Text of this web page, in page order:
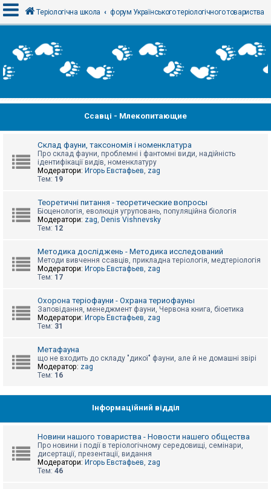
х
і
т
р
а
б
е
д
п
о
е
й
А
и
т
Теріологічна школа форум Українського теріологічного товариства
Ссавці - Млекопитающие
Склад фауни, таксономія і номенклатура
Про склад фауни, проблемні і фантомні види, надійність
ідентифікації видів, номенклатуру
Модератори: Игорь Евстафьев, zag
Тем: 19
Теоретичні питання - теоретические вопросы
Біоценологія, еволюція угруповань, популяційна біологія
Модератори: zag, Denis Vishnevsky
Тем: 12
Методика досліджень - Методика исследований
Методи вивчення ссавців, прикладна теріологія, медтеріологія
Модератори: Игорь Евстафьев, zag
Тем: 17
Охорона теріофауни - Охрана териофауны
Заповідання, менеджмент фауни, Червона книга, біоетика
Модератори: Игорь Евстафьев, zag
Тем: 31
Метафауна
що не входить до складу "дикої" фауни, але й не домашні звірі
Модератор: zag
Тем: 16
Інформаційний відділ
Новини нашого товариства - Новости нашего общества
Про новини і події в теріологічному середовищі, семінари,
дисертації, презентації, видання
Модератори: Игорь Евстафьев, zag
Тем: 46